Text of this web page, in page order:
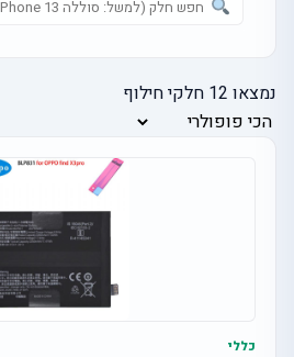
נמצאו 12 חלקי חילוף
כללי